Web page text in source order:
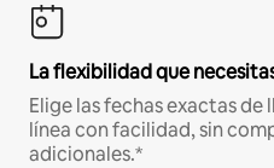
La flexibilidad que
Elige las fechas exactas de
línea con facilidad, sin
adicionales.*